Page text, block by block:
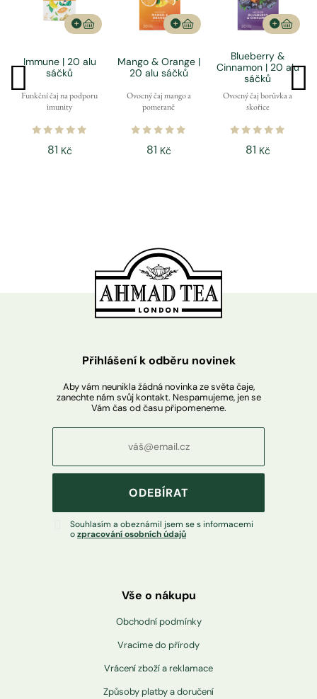
Immune | 20 alu
sáčků
Funkční čaj na podporu
imunity
81 Kč
Mango & Orange |
20 alu sáčků
Ovocný čaj mango a
pomeranč
81 Kč
Blueberry &
Cinnamon | 20 alu
sáčků
Ovocný čaj borůvka a
skořice
81 Kč
Přihlášení k odběru novinek
Aby vám neunikla žádná novinka ze světa čaje,
zanechte nám svůj kontakt. Nespamujeme, jen se
Vám čas od času připomeneme.
ODEBÍRAT
Souhlasím a obeznámil jsem se s informacemi
ozpracování osobních údajů
Vše o nákupu
Obchodní podmínky
Vracíme do přírody
Vrácení zboží a reklamace
Způsoby platby a doručení